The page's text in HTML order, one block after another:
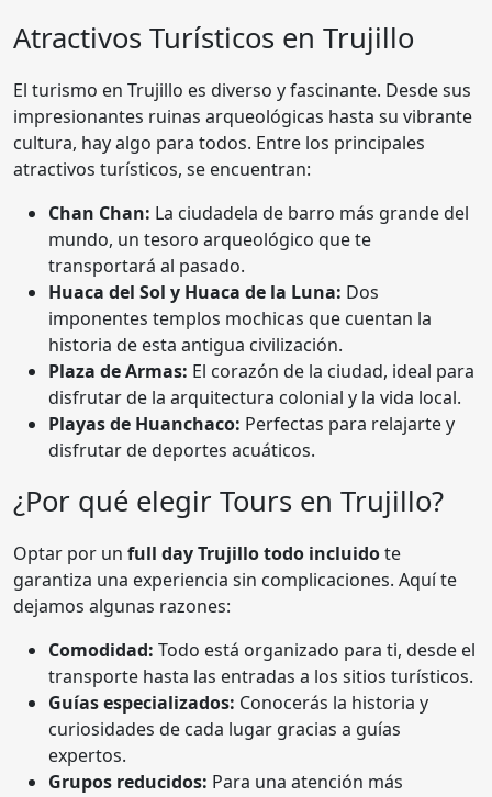
Atractivos Turísticos en Trujillo
El turismo en Trujillo es diverso y fascinante. Desde sus
impresionantes ruinas arqueológicas hasta su vibrante
cultura, hay algo para todos. Entre los principales
atractivos turísticos, se encuentran:
Chan Chan: La ciudadela de barro más grande del
mundo, un tesoro arqueológico que te
transportará al pasado.
Huaca del Sol y Huaca de la Luna: Dos
imponentes templos mochicas que cuentan la
historia de esta antigua civilización.
Plaza de Armas: El corazón de la ciudad, ideal para
disfrutar de la arquitectura colonial y la vida local.
Playas de Huanchaco: Perfectas para relajarte y
disfrutar de deportes acuáticos.
¿Por qué elegir Tours en Trujillo?
Optar por un full day Trujillo todo incluidote
garantiza una experiencia sin complicaciones. Aquí te
dejamos algunas razones:
Comodidad: Todo está organizado para ti, desde el
transporte hasta las entradas a los sitios turísticos.
Guías especializados: Conocerás la historia y
curiosidades de cada lugar gracias a guías
expertos.
Grupos reducidos: Para una atención más